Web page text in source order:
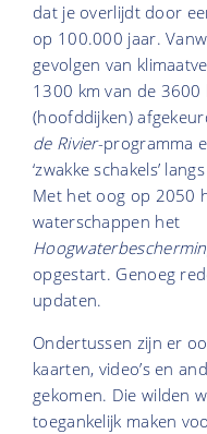
dat je overlijdt door
op 100.000 jaar.
gevolgen van
1300 km van de
(hoofddijken)
de Rivier-programma
‘zwakke schakels’
Met het oog op 2050
waterschappen het
opgestart. Genoeg
updaten.
Ondertussen zijn er
kaarten, video’s en
gekomen. Die wilden
toegankelijk maken